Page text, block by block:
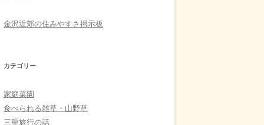
金沢近郊の住みやすさ掲示板
カテゴリー
家庭菜園
食べられる雑草・山野草
三重旅行の話